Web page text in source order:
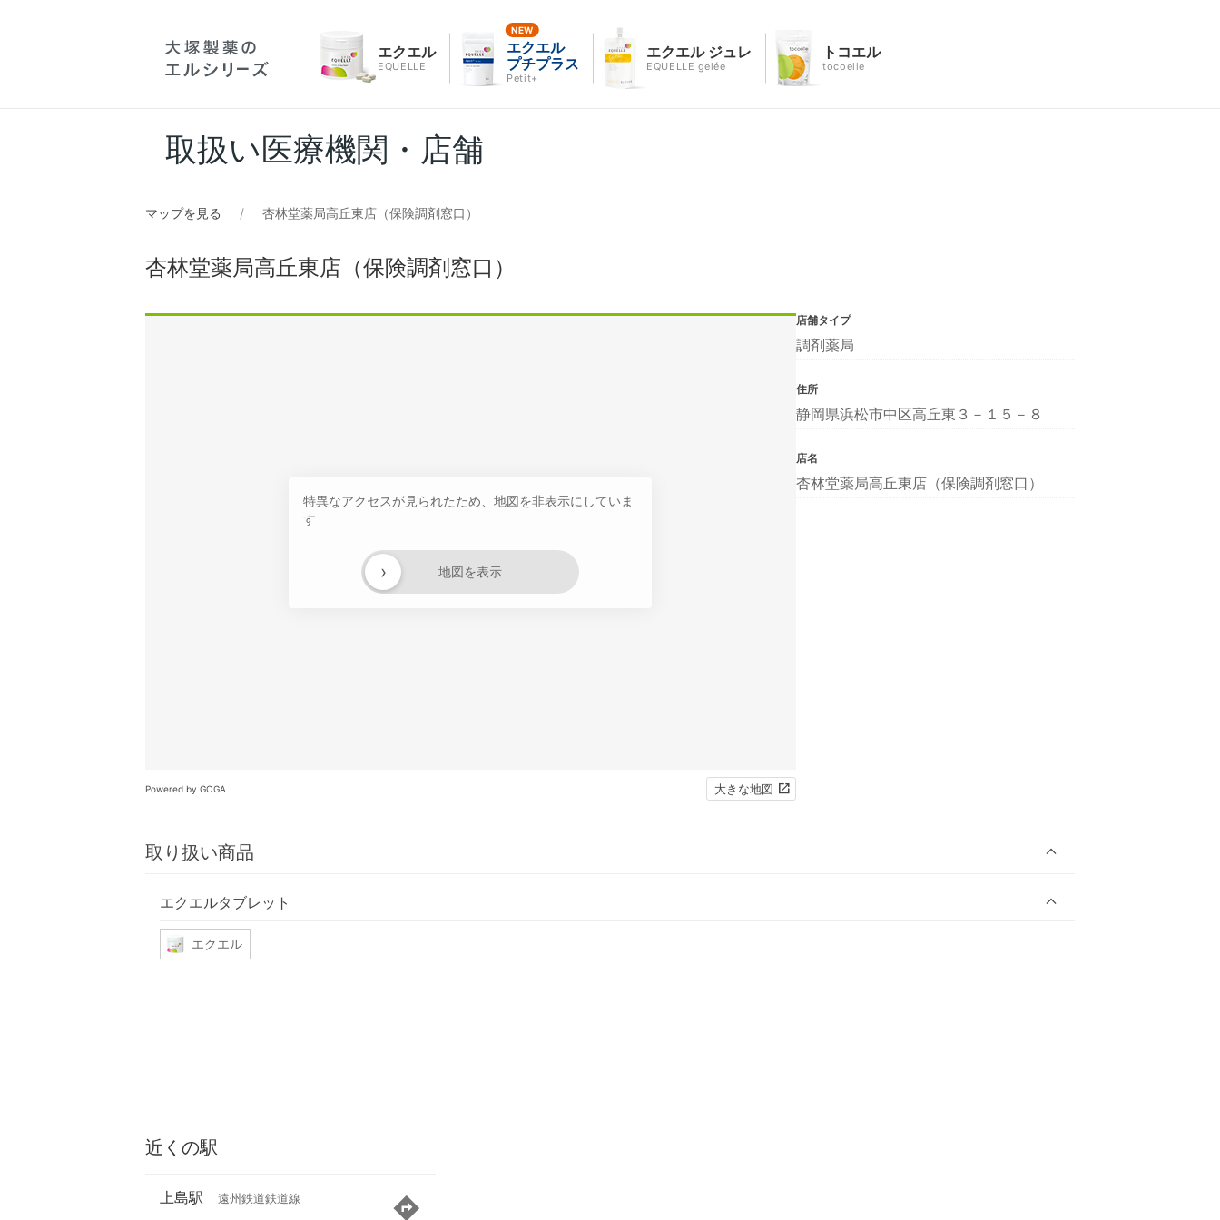
エクエル
EQUELLE
エクエル
プチプラス
Petit+
エクエル ジュレ
EQUELLE gelée
トコエル
tocoelle
取扱い医療機関・店舗
マップを見る 杏林堂薬局高丘東店（保険調剤窓口）
杏林堂薬局高丘東店（保険調剤窓口）
特異なアクセスが見られたため、地図を非表示にしていま
す
地図を表示
›
Powered by GOGA 大きな地図
取り扱い商品
エクエルタブレット
エクエル
店舗タイプ
調剤薬局
住所
静岡県浜松市中区高丘東３－１５－８
店名
杏林堂薬局高丘東店（保険調剤窓口）
近くの駅
上島駅 遠州鉄道鉄道線